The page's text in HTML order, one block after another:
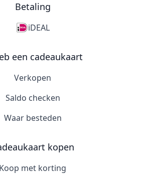
Betaling
iDEAL
een cadeaukaart
Verkopen
Saldo checken
Waar besteden
kopen
Koop met korting